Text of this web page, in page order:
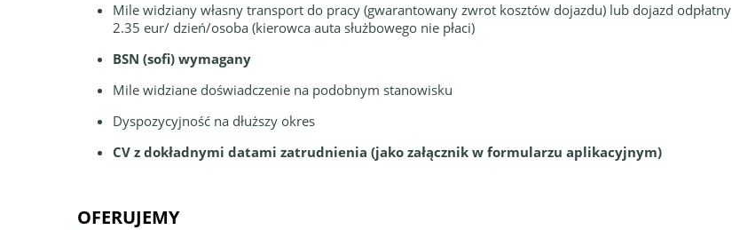
Mile widziany własny transport do pracy (gwarantowany zwrot kosztów dojazdu) lub dojazd odpłatny
2.35 eur/ dzień/osoba (kierowca auta służbowego nie płaci)
BSN (sofi) wymagany
Mile widziane doświadczenie na podobnym stanowisku
Dyspozycyjność na dłuższy okres
CV z dokładnymi datami zatrudnienia (jako załącznik w formularzu aplikacyjnym)
OFERUJEMY